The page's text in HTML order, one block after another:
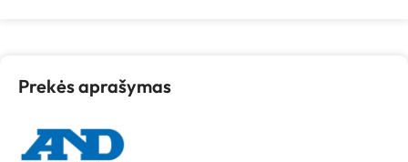
Prekės aprašymas